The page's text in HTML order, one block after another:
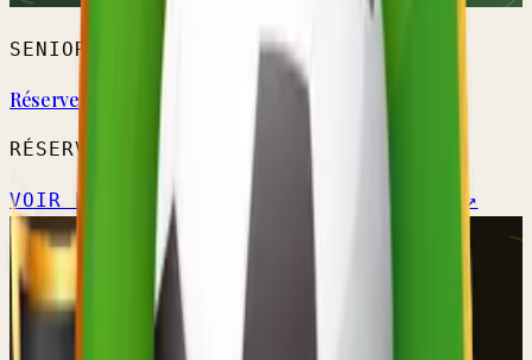
SENIORS HOMMES
Réserve A
RÉSERVE PROVINCIALE
VOIR L'ÉQUIPE → CALENDRIER OFFICIEL ↗